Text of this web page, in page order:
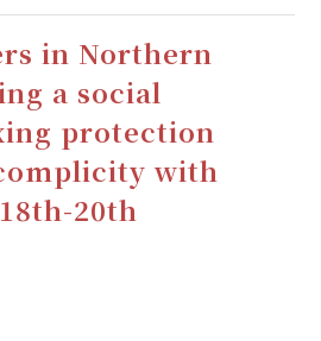
in Northern
a social
protection
with
20th